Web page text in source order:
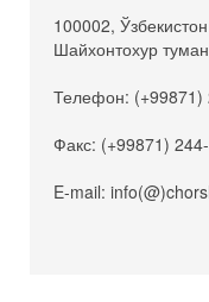
100002,
Шайхонтохур
Телефон: (+99871)
Факс: (+99871)
E-mail: